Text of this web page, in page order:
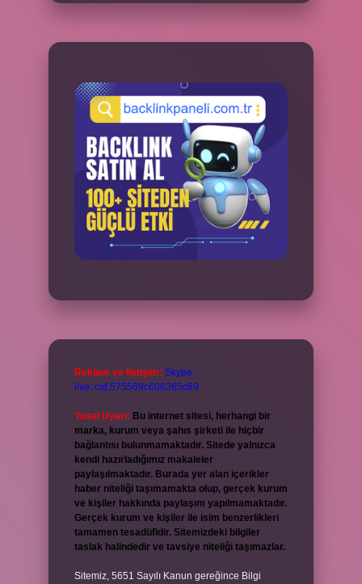
Reklam ve İletişim: Skype:
live:.cid.575569c608265c69
Yasal Uyarı: Bu internet sitesi, herhangi bir
marka, kurum veya şahıs şirketi ile hiçbir
bağlantısı bulunmamaktadır. Sitede yalnızca
kendi hazırladığımız makaleler
paylaşılmaktadır. Burada yer alan içerikler
haber niteliği taşımamakta olup, gerçek kurum
ve kişiler hakkında paylaşım yapılmamaktadır.
Gerçek kurum ve kişiler ile isim benzerlikleri
tamamen tesadüfidir. Sitemizdeki bilgiler
taslak halindedir ve tavsiye niteliği taşımazlar.
Sitemiz, 5651 Sayılı Kanun gereğince Bilgi